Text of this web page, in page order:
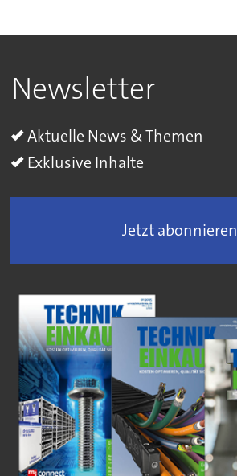
Newsletter
Aktuelle News & Themen
Exklusive Inhalte
Jetzt abonnieren